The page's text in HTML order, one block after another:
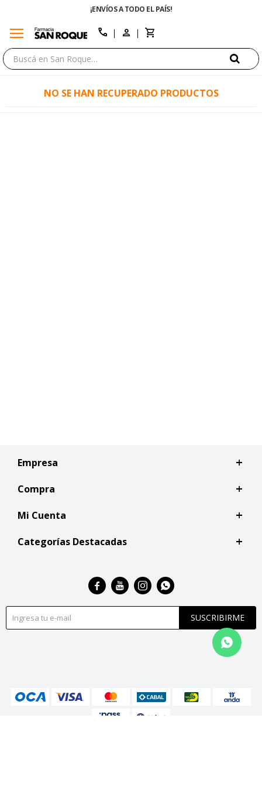
¡ENVÍOS A TODO EL PAÍS!
menu call
NO SE HAN RECUPERADO PRODUCTOS
Empresa
Compra
Mi Cuenta
Categorías Destacadas
SUSCRIBIRME
   
close